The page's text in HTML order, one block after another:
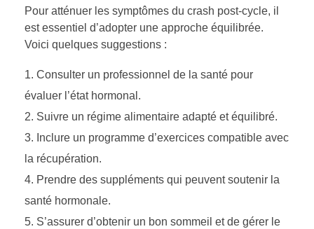
Pour atténuer les symptômes du crash post-cycle, il
est essentiel d’adopter une approche équilibrée.
Voici quelques suggestions :
Consulter un professionnel de la santé pour
évaluer l’état hormonal.
Suivre un régime alimentaire adapté et équilibré.
Inclure un programme d’exercices compatible avec
la récupération.
Prendre des suppléments qui peuvent soutenir la
santé hormonale.
S’assurer d’obtenir un bon sommeil et de gérer le